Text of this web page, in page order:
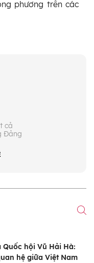
phương trên các
cả
Đảng
hội Vũ Hải Hà:
hệ giữa Việt Nam